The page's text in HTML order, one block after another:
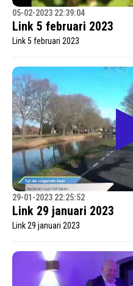
05-02-2023 22:39:04
Link 5 februari 2023
Link 5 februari 2023
29-01-2023 22:25:52
Link 29 januari 2023
Link 29 januari 2023